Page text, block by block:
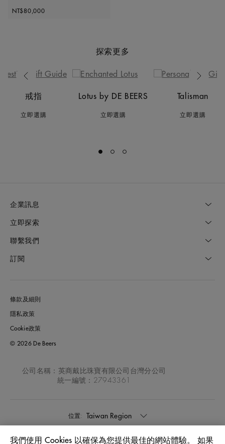
Original price
NT$80,000
探索更多
戒指
立即選購
Lotus by DE BEERS
立即選購
Talisman
立即選購
企業訊息
立即探索
聯繫我們
訂閱
條款及細則
隱私政策
Cookie政策
© 2026 De Beers
公司名稱：英商戴比珠寶有限公司台灣分公司
統一編號：27943361
位置: Taiwan Region
我們使用 Cookies 以確保為您提供最佳的網站體驗。 如果